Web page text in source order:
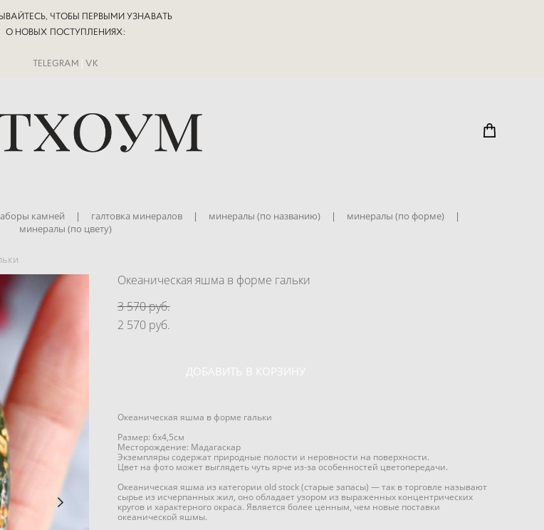
ЧТОБЫ ПЕРВЫМИ УЗНАВАТЬ
О НОВЫХ ПОСТУПЛЕНИЯХ:
TELEGRAM | VK
камней | галтовка минералов | минералы (по названию) | минералы (по форме)
|
минералы (по цвету)
Океаническая яшма в форме гальки
3 570 pуб.
2 570 pуб.
ДОБАВИТЬ В КОРЗИНУ
Океаническая яшма в форме гальки
Размер: 6х4,5см
Месторождение: Мадагаскар
Экземпляры содержат природные полости и неровности на поверхности.
Цвет на фото может выглядеть чуть ярче из-за особенностей цветопередачи.
Океаническая яшма из категории old stock (старые запасы) — так в торговле называют
сырье из исчерпанных жил, оно обладает узором из выраженных концентрических
кругов и характерного окраса. Является более ценным, чем новые поставки
океанической яшмы.